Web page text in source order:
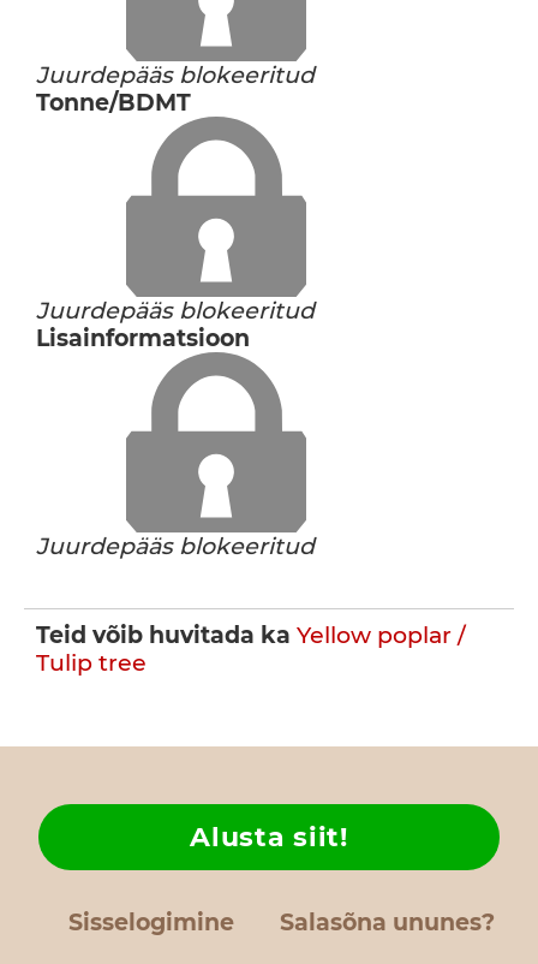
Juurdepääs blokeeritud
Tonne/BDMT
Juurdepääs blokeeritud
Lisainformatsioon
Juurdepääs blokeeritud
Teid võib huvitada ka Yellow poplar /
Tulip tree
Sisselogimine Salasõna ununes?
Alusta siit!